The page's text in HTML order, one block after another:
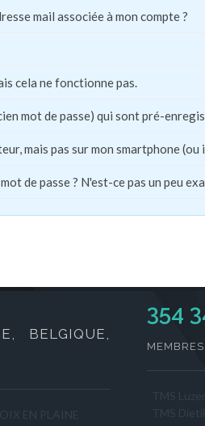
mail associée à mon compte ?
cela ne fonctionne pas.
mot de passe) qui sont pré-
mais pas sur mon smartphone (ou
de passe ? N'est-ce pas un peu
BELGIQUE,
EN PLAINE
354
MEMBRES